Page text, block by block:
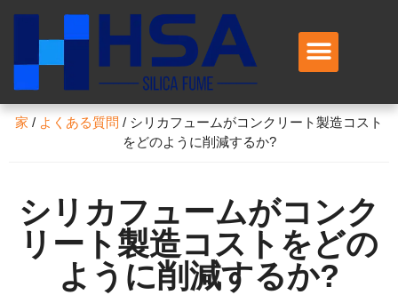
家 / よくある質問 / シリカフュームがコンクリート製造コスト
をどのように削減するか?
シリカフュームがコンク
リート製造コストをどの
ように削減するか?